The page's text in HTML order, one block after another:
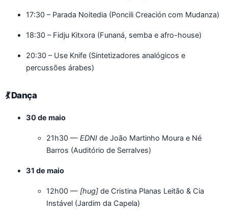
17:30 – Parada Noitedia (Poncili Creación com Mudanza)
18:30 – Fidju Kitxora (Funaná, semba e afro-house)
20:30 – Use Knife (Sintetizadores analógicos e
percussões árabes)
💃 Dança
30 de maio
21h30 — EDNI de João Martinho Moura e Né
Barros (Auditório de Serralves)
31 de maio
12h00 — [hug] de Cristina Planas Leitão & Cia
Instável (Jardim da Capela)